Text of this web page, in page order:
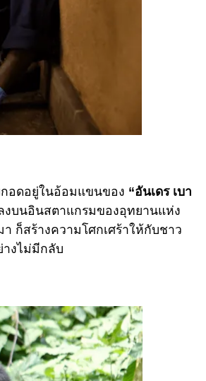
อดอยู่ในอ้อมแขนของ “อันเดร เบา
งบนอินสตาแกรมของอุทยานแห่ง
ก็สร้างความโศกเศร้าให้กับชาว
างไม่มีกลับ